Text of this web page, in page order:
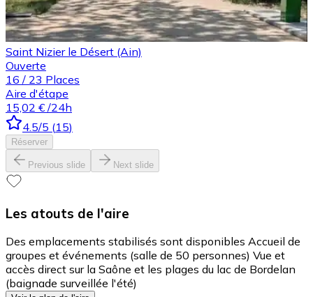
Saint Nizier le Désert (Ain)
Ouverte
16 / 23 Places
Aire d'étape
15,02 € /24h
4.5/5 (15)
Réserver
Previous slide Next slide
Les atouts de l'aire
Des emplacements stabilisés sont disponibles Accueil de
groupes et événements (salle de 50 personnes) Vue et
accès direct sur la Saône et les plages du lac de Bordelan
(baignade surveillée l'été)